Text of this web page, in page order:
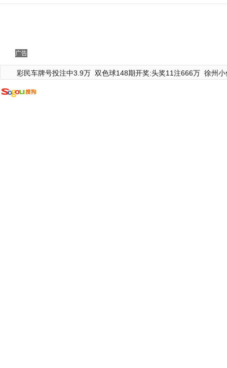
广告
彩民车牌号投注中3.9万 双色球148期开奖:头奖11注666万 徐州